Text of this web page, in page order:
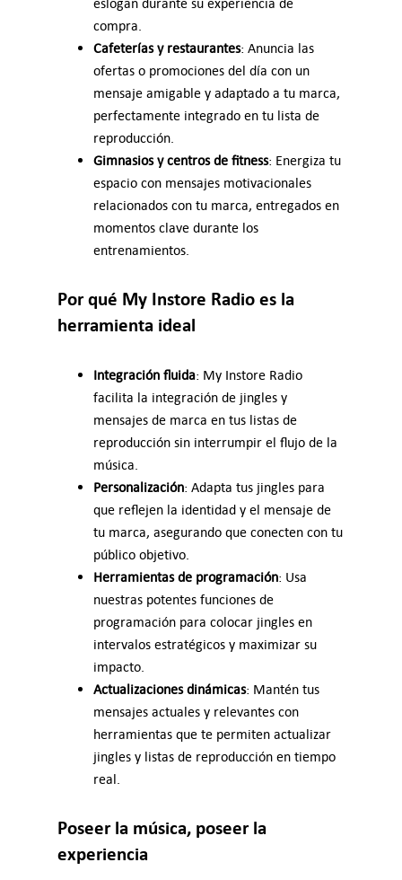
compra.
Cafeterías y restaurantes: Anuncia las
ofertas o promociones del día con un
mensaje amigable y adaptado a tu marca,
perfectamente integrado en tu lista de
reproducción.
Gimnasios y centros de fitness: Energiza tu
espacio con mensajes motivacionales
relacionados con tu marca, entregados en
momentos clave durante los
entrenamientos.
Por qué My Instore Radio es la
herramienta ideal
Integración fluida: My Instore Radio
facilita la integración de jingles y
mensajes de marca en tus listas de
reproducción sin interrumpir el flujo de la
música.
Personalización: Adapta tus jingles para
que reflejen la identidad y el mensaje de
tu marca, asegurando que conecten con tu
público objetivo.
Herramientas de programación: Usa
nuestras potentes funciones de
programación para colocar jingles en
intervalos estratégicos y maximizar su
impacto.
Actualizaciones dinámicas: Mantén tus
mensajes actuales y relevantes con
herramientas que te permiten actualizar
jingles y listas de reproducción en tiempo
real.
Poseer la música, poseer la
experiencia